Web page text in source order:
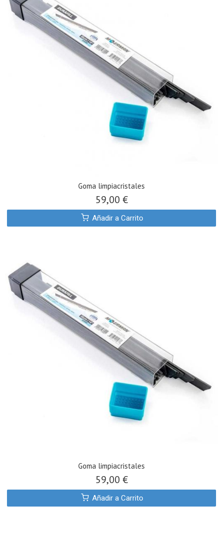
Goma limpiacristales
59,00 €
Añadir a Carrito
Goma limpiacristales
59,00 €
Añadir a Carrito